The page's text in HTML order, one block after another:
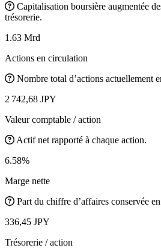
Capitalisation boursière augmentée
trésorerie.
1.63 Mrd
Actions en circulation
Nombre total d’actions actuellement
2 742,68 JPY
Valeur comptable / action
Actif net rapporté à chaque action.
6.58%
Marge nette
Part du chiffre d’affaires conservée
336,45 JPY
Trésorerie / action